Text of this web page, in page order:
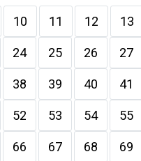
10 11 12 13
24 25 26 27
38 39 40 41
52 53 54 55
66 67 68 69